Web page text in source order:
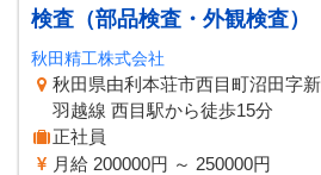
検査（部品検査・外観検査
秋田精工株式会社
秋田県由利本荘市西目町沼田字
羽越線 西目駅から徒歩15分
正社員
月給 200000円 ～ 250000円